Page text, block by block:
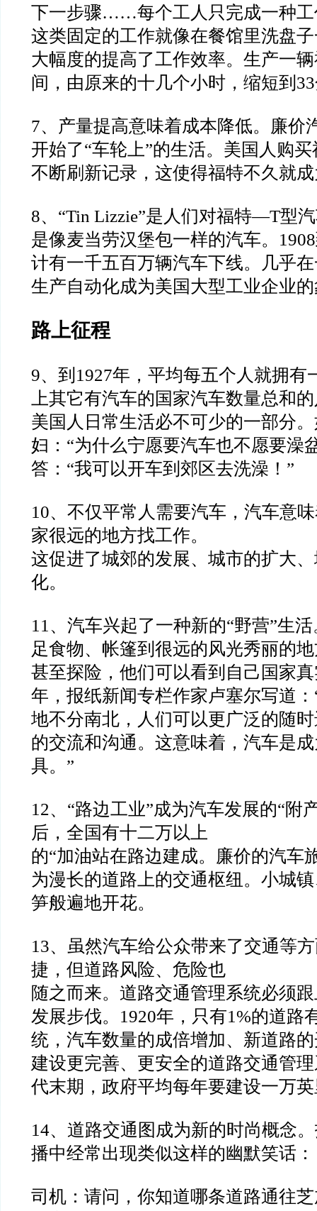
下一步骤……每个工人只完成一种
这类固定的工作就像在餐馆里洗盘
大幅度的提高了工作效率。生产一
间，由原来的十几个小时，缩短到 33
7、产量提高意味着成本降低。廉价
开始了“车轮上”的生活。 美国人购
不断刷新记录，这使得福特不久就
8、 “Tin Lizzie”是人们对福特—T型
是像麦当劳汉堡包一样的汽车。 1908
计有一千五百万辆汽车下线。几乎
生产自动化成为美国大型工业企业
路上征程
9、到 1927年，平均每五个人就拥有
上其它有汽车的国家汽车数量总和
美国人日常生活必不可少的一部分
妇： “为什么宁愿要汽车也不愿要澡
答： “我可以开车到郊区去洗澡！ ”
10、不仅平常人需要汽车，汽车意
家很远的地方找工作。
这促进了城郊的发展、城市的扩大
化。
11 、汽车兴起了一种新的“野营”生活
足食物、帐篷到很远的风光秀丽的
甚至探险，他们可以看到自己国家
年，报纸新闻专栏作家卢塞尔写道：
地不分南北， 人们可以更广泛的随
的交流和沟通。这意味着，汽车是
具。 ”
12、 “路边工业”成为汽车发展的“附
后，全国有十二万以上
的“加油站在路边建成。廉价的汽车
为漫长的道路上的交通枢纽。小城
笋般遍地开花。
13、虽然汽车给公众带来了交通等
捷，但道路风险、危险也
随之而来。道路交通管理系统必须
发展步伐。 1920年，只有1%的道路
统，汽车数量的成倍增加、新道路
建设更完善、更安全的道路交通管
代末期，政府平均每年要建设一万
14、道路交通图成为新的时尚概念
播中经常出现类似这样的幽默笑话：
司机：请问，你知道哪条道路通往